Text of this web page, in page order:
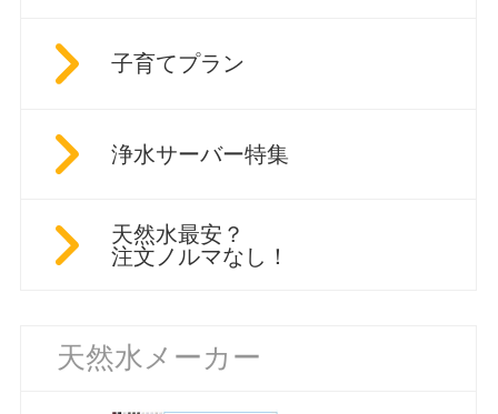
子育てプラン
浄水サーバー特集
天然水最安？
注文ノルマなし！
天然水メーカー